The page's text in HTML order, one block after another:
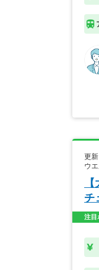
更
ウ
チ
注目